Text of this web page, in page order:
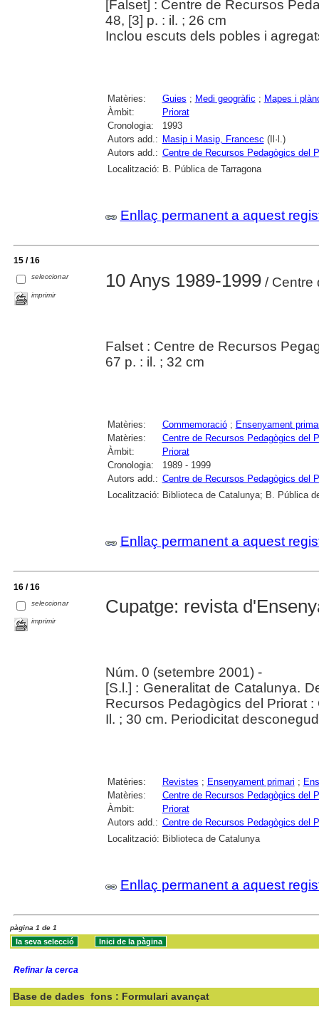
[Falset] : Centre de Recursos
48, [3] p. : il. ; 26 cm
Inclou escuts dels pobles i
Matèries: Guies ; Medi geogràfic ; Mapes i
Àmbit:
Priorat
Cronologia:
1993
Autors add.: Masip i Masip, Francesc (Il·l.)
Autors add.: Centre de Recursos Pedagògics del
Localització: B. Pública de Tarragona
Enllaç permanent a aquest
15 / 16
seleccionar
imprimir
10 Anys 1989-1999/ Centre
Falset : Centre de Recursos
67 p. : il. ; 32 cm
Matèries: Commemoració; Ensenyament
Matèries:
Centre de Recursos Pedagògics del
Àmbit:
Priorat
Cronologia:
1989 - 1999
Autors add.: Centre de Recursos Pedagògics del
Localització: Biblioteca de Catalunya; B. Pública
Enllaç permanent a aquest
16 / 16
seleccionar
imprimir
Cupatge: revista
Núm. 0 (setembre 2001) -
[S.l.] : Generalitat de Catalunya.
Recursos Pedagògics del Priorat
Il. ; 30 cm. Periodicitat
Matèries: Revistes ; Ensenyament primari ;
Matèries:
Centre de Recursos Pedagògics del
Àmbit:
Priorat
Autors add.: Centre de Recursos Pedagògics del
Localització: Biblioteca de Catalunya
Enllaç permanent a aquest
pàgina 1 de 1
Refinar la cerca
Base de dades fons : Formulari avançat